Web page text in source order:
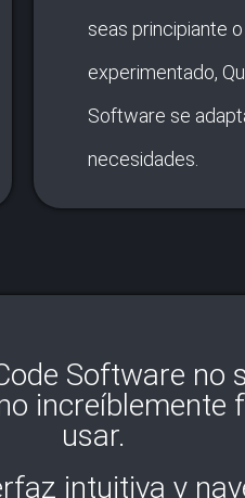
seas principiante
experimentado,
Software se
necesidades.
Software no
increíblemente
usar.
intuitiva y